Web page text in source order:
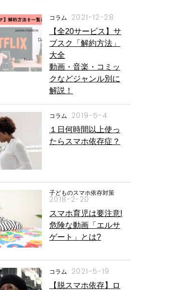
コラム 2021-12-28
【全20サービス】サ
ブスク「解約方法」
大全
動画・音楽・コミッ
クなどジャンル別に
解説！
コラム 2019-5-4
１日何時間以上使っ
たらスマホ依存症？
子どものスマホ依存対策
2018-2-20
スマホ育児は要注意!
危険な動画「エルサ
ゲート」とは?
コラム 2021-5-19
【脱スマホ依存】ロ